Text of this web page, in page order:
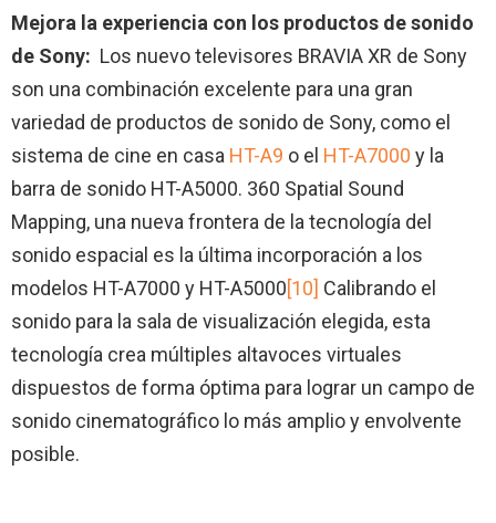
Mejora la experiencia con los productos de sonido
de Sony: Los nuevo televisores BRAVIA XR de Sony
son una combinación excelente para una gran
variedad de productos de sonido de Sony, como el
sistema de cine en casa HT-A9 o el HT-A7000 y la
barra de sonido HT-A5000. 360 Spatial Sound
Mapping, una nueva frontera de la tecnología del
sonido espacial es la última incorporación a los
modelos HT-A7000 y HT-A5000[10] Calibrando el
sonido para la sala de visualización elegida, esta
tecnología crea múltiples altavoces virtuales
dispuestos de forma óptima para lograr un campo de
sonido cinematográfico lo más amplio y envolvente
posible.